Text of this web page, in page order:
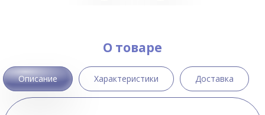
О товаре
Описание Характеристики Доставка